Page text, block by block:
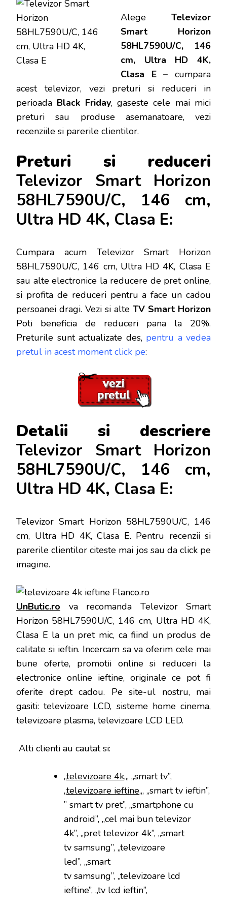
Alege Televizor
Smart Horizon
58HL7590U/C, 146
cm, Ultra HD 4K,
Clasa E – cumpara
acest televizor, vezi preturi si reduceri in
perioada Black Friday, gaseste cele mai mici
preturi sau produse asemanatoare, vezi
recenziile si parerile clientilor.
Preturi si reduceri
Televizor Smart Horizon
58HL7590U/C, 146 cm,
Ultra HD 4K, Clasa E:
Cumpara acum Televizor Smart Horizon
58HL7590U/C, 146 cm, Ultra HD 4K, Clasa E
sau alte electronice la reducere de pret online,
si profita de reduceripentru a face un cadou
persoanei dragi. Vezi si alte TV Smart Horizon
Poti beneficia de reduceri pana la 20%.
Preturile sunt actualizate des, pentru a vedea
pretul in acest moment click pe:
Detalii si descriere
Televizor Smart Horizon
58HL7590U/C, 146 cm,
Ultra HD 4K, Clasa E:
Televizor Smart Horizon 58HL7590U/C, 146
cm, Ultra HD 4K, Clasa E. Pentru recenzii si
parerile clientilor citeste mai jos sau da click pe
imagine.
UnButic.ro va recomanda Televizor Smart
Horizon 58HL7590U/C, 146 cm, Ultra HD 4K,
Clasa E la un pret mic, ca fiind un produs de
calitate si ieftin. Incercam sa va oferim cele mai
bune oferte, promotii online si reduceri la
electronice online ieftine, originale ce pot fi
oferite drept cadou. Pe site-ul nostru, mai
gasiti: televizoare LCD, sisteme home cinema,
televizoare plasma, televizoare LCD LED.
Alti clienti au cautat si:
„televizoare 4k„, „smart tv”,
„televizoare ieftine„, „smart tv ieftin”,
” smart tv pret”, „smartphone cu
android”, „cel mai bun televizor
4k”, „pret televizor 4k”, „smart
tv samsung”, „televizoare
led”, „smart
tv samsung”, „televizoare lcd
ieftine”, „tv lcd ieftin”,